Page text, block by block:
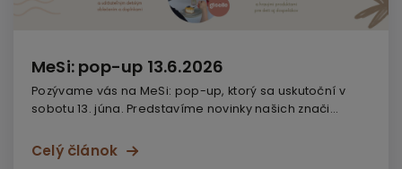
MeSi: pop-up 13.6.2026
Pozývame vás na MeSi: pop-up, ktorý sa uskutoční v
sobotu 13. júna. Predstavíme novinky našich znači...
Celý článok